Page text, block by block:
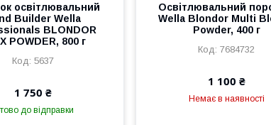
освітлювальний
Builder Wella
BLONDOR
POWDER, 800 г
5637
1 750 ₴
до відправки
Освітлювальний
Wella Blondor Multi
Powder, 400 г
7684732
1 100 ₴
Немає в наявності